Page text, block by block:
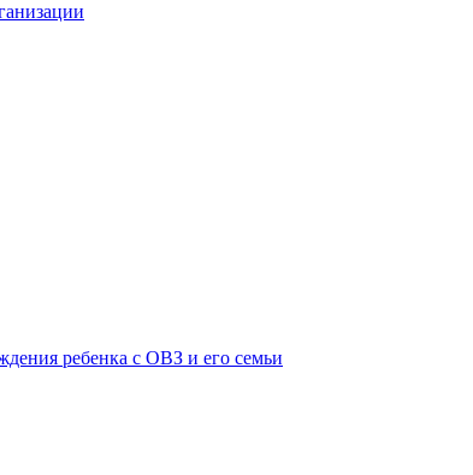
ребенка с ОВЗ и его семьи